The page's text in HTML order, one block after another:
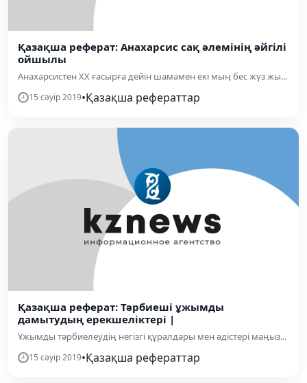
Қазақша реферат: Анахарсис сақ әлемінің әйгілі
ойшылы
Анахарсистен ХХ ғасырға дейін шамамен екі мың бес жүз жы...
15 сәуір 2019•Қазақша рефераттар
Қазақша реферат: Тәрбиеші ұжымды
дамытудың ерекшеліктері |
Ұжымды тәрбиелеудің негізгі құралдары мен әдістері маңыз...
15 сәуір 2019•Қазақша рефераттар